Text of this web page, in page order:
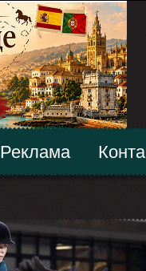
Реклама